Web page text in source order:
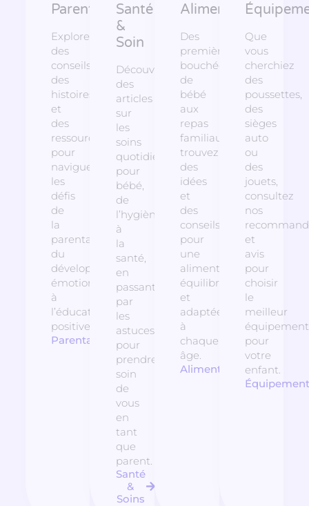
Parentalité
Explorez
des
conseils,
des
histoires
et
des
ressources
pour
naviguer
les
défis
de
la
parentalité,
du
développement
émotionnel
à
l’éducation
positive.
Parentalité
Santé
&
Soin
Découvrez
des
articles
sur
les
soins
quotidiens
pour
bébé,
de
l’hygiène
à
la
santé,
en
passant
par
les
astuces
pour
prendre
soin
de
vous
en
tant
que
parent.
Santé
&
Soins
Alimentation
Des
premières
bouchées
de
bébé
aux
repas
familiaux,
trouvez
des
idées
et
des
conseils
pour
une
alimentation
équilibrée
et
adaptée
à
chaque
âge.
Alimentation
Que
vous
cherchiez
des
poussettes,
des
sièges
auto
ou
des
jouets,
consultez
nos
et
avis
pour
choisir
le
meilleur
équipement
pour
votre
enfant.
Équipement